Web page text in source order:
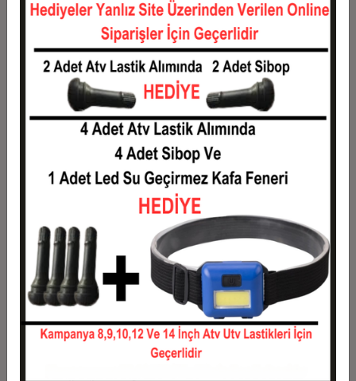
9
5.222,78 TL
47.005,00 TL
4.779,50 TL
47.795,00 TL
11
4.380,91 TL
48.190,00 TL
4.081,67 TL 48.980,00 TL
Taksit Taksit Tutarı
Toplam Tutar
39.500,00 TL
2
19.750,00 TL
39.500,00 TL
3
14.088,33 TL
4
10.763,75 TL
43.055,00 TL
5
43.845,00 TL
6
7.439,17 TL
44.635,00 TL
6.489,29 TL